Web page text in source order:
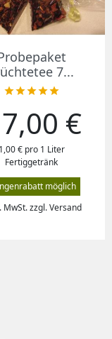
7...

7,00 €
1,00 € pro 1 Liter
Fertiggetränk
möglich
MwSt. zzgl. Versand